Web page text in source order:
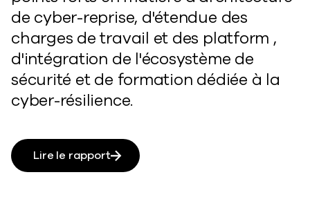
de cyber-reprise, d'étendue des
charges de travail et des platform ,
d'intégration de l'écosystème de
sécurité et de formation dédiée à la
cyber-résilience.
Lire le rapport